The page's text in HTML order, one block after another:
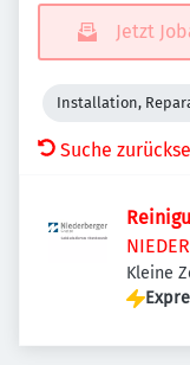
Jetzt
Installation,
Suche
Kleine